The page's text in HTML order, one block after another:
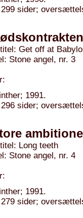
299 sider;
Get off at
Stone angel, nr. 3
1991.
296 sider;
Long teeth
Stone angel, nr. 4
1991.
279 sider;